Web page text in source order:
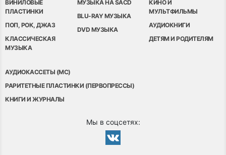
ВИНИЛОВЫЕ
ПЛАСТИНКИ
ПОП, РОК, ДЖАЗ
КЛАССИЧЕСКАЯ
МУЗЫКА
МУЗЫКА НА SACD
BLU-RAY МУЗЫКА
DVD МУЗЫКА
КИНО И
МУЛЬТФИЛЬМЫ
АУДИОКНИГИ
ДЕТЯМ И РОДИТЕЛЯМ
АУДИОКАССЕТЫ (MC)
РАРИТЕТНЫЕ ПЛАСТИНКИ (ПЕРВОПРЕССЫ)
КНИГИ И ЖУРНАЛЫ
Мы в соцсетях: